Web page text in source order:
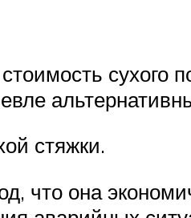
сухого
стяжки.
что она